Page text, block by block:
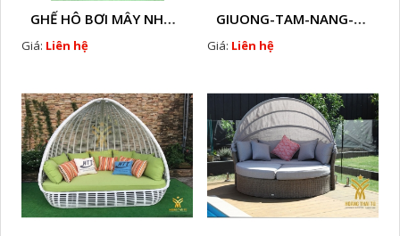
GHẾ HÔ BƠI MÂY NHỰA HTT - B33
Giá: Liên hệ
GIUONG-TAM-NANG-GIA-MAY-HTT - B77
Giá: Liên hệ